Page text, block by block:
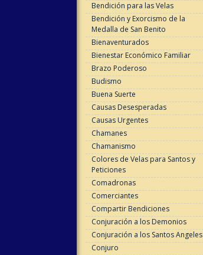
Bendición para las Velas
Bendición y Exorcismo de la
Medalla de San Benito
Bienaventurados
Bienestar Económico Familiar
Brazo Poderoso
Budismo
Buena Suerte
Causas Desesperadas
Causas Urgentes
Chamanes
Chamanismo
Colores de Velas para Santos y
Peticiones
Comadronas
Comerciantes
Compartir Bendiciones
Conjuración a los Demonios
Conjuración a los Santos Angeles
Conjuro